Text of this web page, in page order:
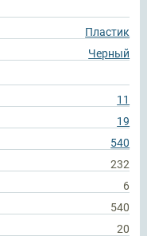
Пластик
Черный
11
19
540
232
6
540
20